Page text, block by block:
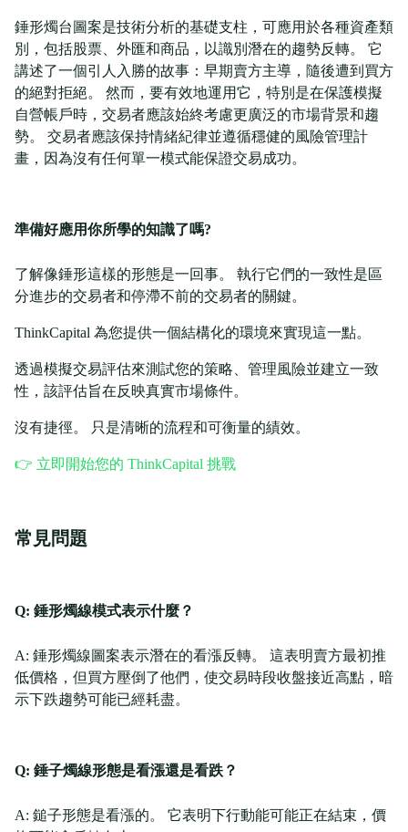
錘形燭台圖案是技術分析的基礎支柱，可應用於各種資產類
別，包括股票、外匯和商品，以識別潛在的趨勢反轉。 它
講述了一個引人入勝的故事：早期賣方主導，隨後遭到買方
的絕對拒絕。 然而，要有效地運用它，特別是在保護模擬
自營帳戶時，交易者應該始終考慮更廣泛的市場背景和趨
勢。 交易者應該保持情緒紀律並遵循穩健的風險管理計
畫，因為沒有任何單一模式能保證交易成功。
準備好應用你所學的知識了嗎?
了解像錘形這樣的形態是一回事。 執行它們的一致性是區
分進步的交易者和停滯不前的交易者的關鍵。
ThinkCapital 為您提供一個結構化的環境來實現這一點。
透過模擬交易評估來測試您的策略、管理風險並建立一致
性，該評估旨在反映真實市場條件。
沒有捷徑。 只是清晰的流程和可衡量的績效。
👉 立即開始您的 ThinkCapital 挑戰
常見問題
Q: 錘形燭線模式表示什麼？
A: 錘形燭線圖案表示潛在的看漲反轉。 這表明賣方最初推
低價格，但買方壓倒了他們，使交易時段收盤接近高點，暗
示下跌趨勢可能已經耗盡。
Q: 錘子燭線形態是看漲還是看跌？
A: 鎚子形態是看漲的。 它表明下行動能可能正在結束，價